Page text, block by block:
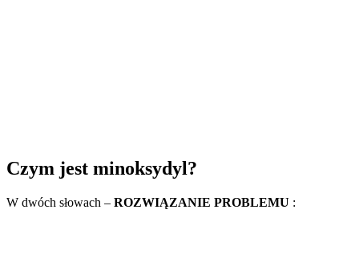
Czym jest minoksydyl?
W dwóch słowach – ROZWIĄZANIE PROBLEMU :